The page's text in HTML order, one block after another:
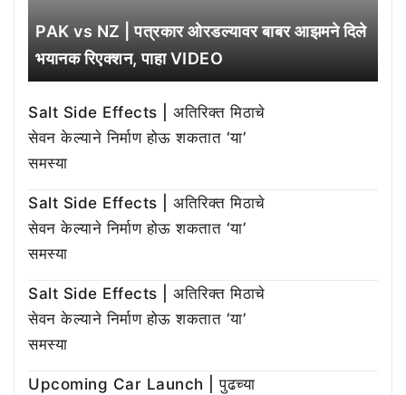
PAK vs NZ | पत्रकार ओरडल्यावर बाबर आझमने दिले
भयानक रिएक्शन, पाहा VIDEO
Salt Side Effects | अतिरिक्त मिठाचे
सेवन केल्याने निर्माण होऊ शकतात ‘या’
समस्या
Salt Side Effects | अतिरिक्त मिठाचे
सेवन केल्याने निर्माण होऊ शकतात ‘या’
समस्या
Salt Side Effects | अतिरिक्त मिठाचे
सेवन केल्याने निर्माण होऊ शकतात ‘या’
समस्या
Upcoming Car Launch | पुढच्या